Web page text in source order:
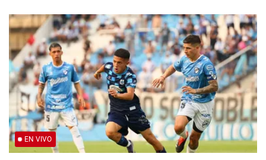
EN VIVO